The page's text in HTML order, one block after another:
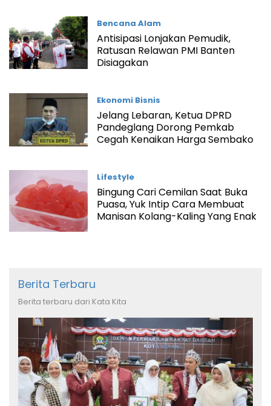
Bencana Alam
Antisipasi Lonjakan Pemudik,
Ratusan Relawan PMI Banten
Disiagakan
Ekonomi Bisnis
Jelang Lebaran, Ketua DPRD
Pandeglang Dorong Pemkab
Cegah Kenaikan Harga Sembako
Lifestyle
Bingung Cari Cemilan Saat Buka
Puasa, Yuk Intip Cara Membuat
Manisan Kolang-Kaling Yang Enak
Berita Terbaru
Berita terbaru dari Kata Kita